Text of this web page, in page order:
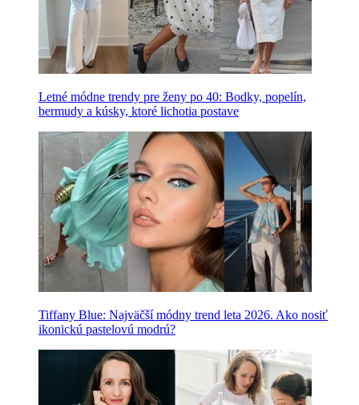
Letné módne trendy pre ženy po 40: Bodky, popelín,
bermudy a kúsky, ktoré lichotia postave
Tiffany Blue: Najväčší módny trend leta 2026. Ako nosiť
ikonickú pastelovú modrú?